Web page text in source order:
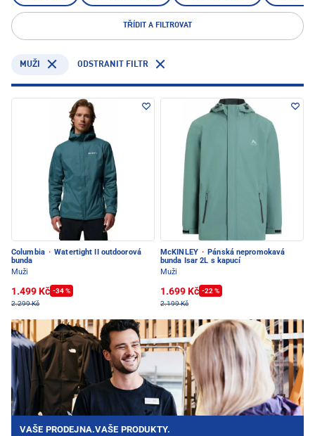
TŘÍDIT A FILTROVAT
MUŽI ODSTRANIT FILTR
Columbia · Watertight II outdoorová
bunda
Muži
1.499 Kč -34 %
2.299 Kč
McKINLEY · Pánská nepromokavá
bunda Isar 2L s kapucí
Muži
1.699 Kč -22 %
2.199 Kč
VAŠE PRODEJNA.VAŠE PRODUKTY.